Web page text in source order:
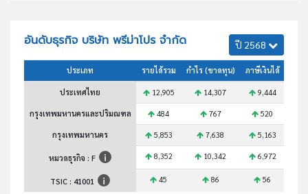
อันดับธุรกิจ บริษัท พรีม่าโปร จำกัด ปี 2568
ประเภท รายได้รวม กำไร (ขาดทุน) ภาษีเงินได้
ประเทศไทย 12,905 14,307 9,444
กรุงเทพมหานครและปริมณฑล 484 767 520
กรุงเทพมหานคร 5,853 7,638 5,163
หมวดธุรกิจ : F 8,352 10,342 6,972
TSIC : 41001 45 86 56